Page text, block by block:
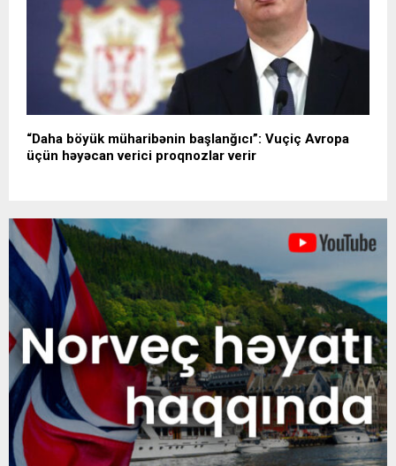
“Daha böyük müharibənin başlanğıcı”: Vuçiç Avropa
üçün həyəcan verici proqnozlar verir